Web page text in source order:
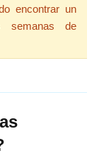
encontrar un
semanas de